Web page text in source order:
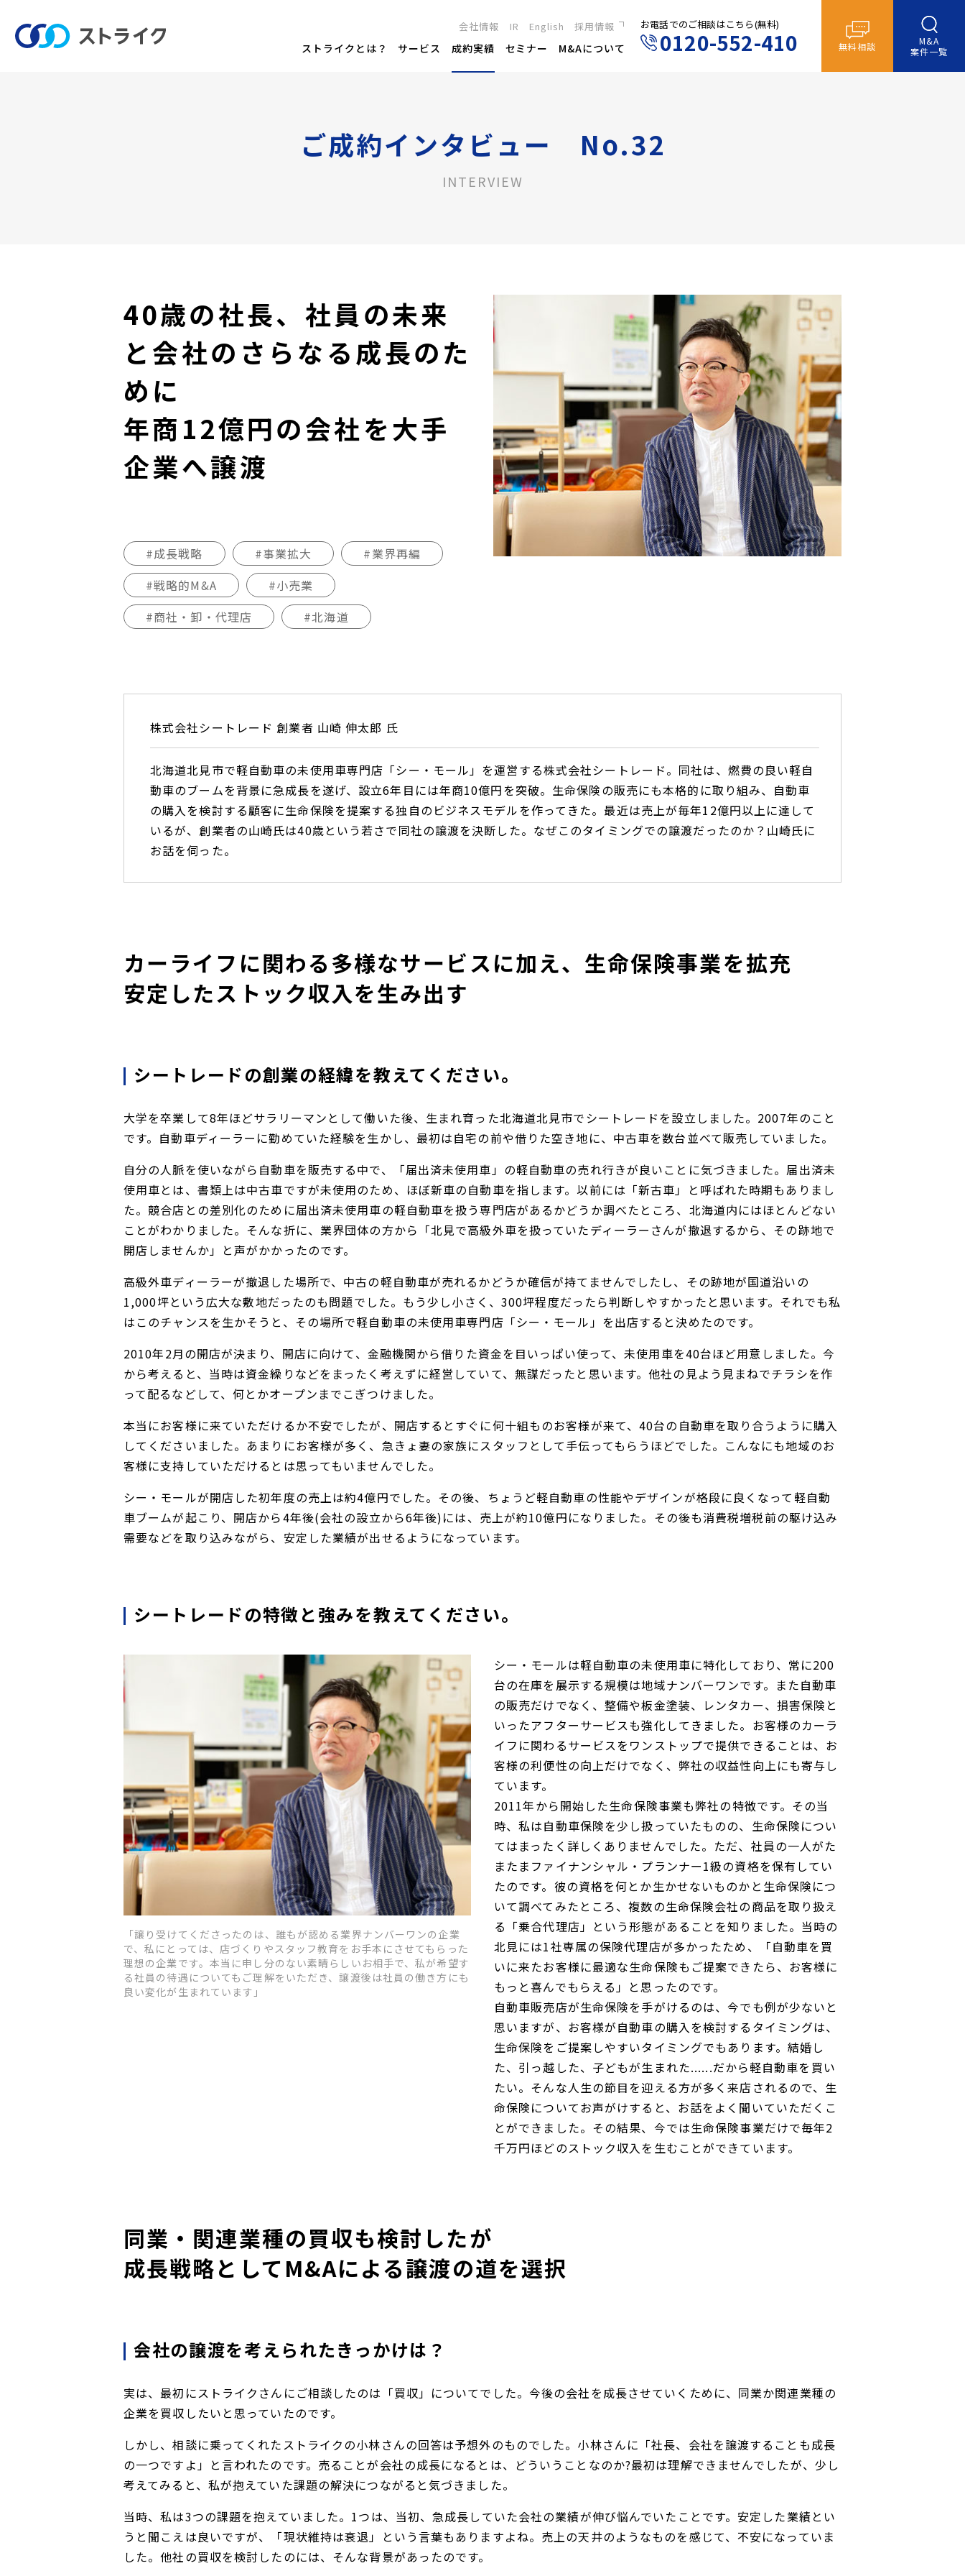
会社情報 IR English 採用情報
新卒採用
キャリア採用
ストライクとは？ サービス 成約実績 セミナー M&Aについて
お電話でのご相談はこちら(無料)
0120-552-410 無料相談
M&A
案件一覧
ご成約インタビュー No.32
INTERVIEW
40歳の社長、社員の未来
と会社のさらなる成長のた
めに
年商12億円の会社を大手
企業へ譲渡
#成長戦略 #事業拡大
#業界再編
#戦略的M&A
#小売業
#商社・卸・代理店
#北海道
株式会社シートレード 創業者 山崎 伸太郎 氏
北海道北見市で軽自動車の未使用車専門店「シー・モール」を運営する株式会社シートレード。同社は、燃費の良い軽自
動車のブームを背景に急成長を遂げ、設立6年目には年商10億円を突破。生命保険の販売にも本格的に取り組み、自動車
の購入を検討する顧客に生命保険を提案する独自のビジネスモデルを作ってきた。最近は売上が毎年12億円以上に達して
いるが、創業者の山崎氏は40歳という若さで同社の譲渡を決断した。なぜこのタイミングでの譲渡だったのか？山崎氏に
お話を伺った。
カーライフに関わる多様なサービスに加え、生命保険事業を拡充
安定したストック収入を生み出す
シートレードの創業の経緯を教えてください。
大学を卒業して8年ほどサラリーマンとして働いた後、生まれ育った北海道北見市でシートレードを設立しました。2007年のこと
です。自動車ディーラーに勤めていた経験を生かし、最初は自宅の前や借りた空き地に、中古車を数台並べて販売していました。
自分の人脈を使いながら自動車を販売する中で、「届出済未使用車」の軽自動車の売れ行きが良いことに気づきました。届出済未
使用車とは、書類上は中古車ですが未使用のため、ほぼ新車の自動車を指します。以前には「新古車」と呼ばれた時期もありまし
た。競合店との差別化のために届出済未使用車の軽自動車を扱う専門店があるかどうか調べたところ、北海道内にはほとんどない
ことがわかりました。そんな折に、業界団体の方から「北見で高級外車を扱っていたディーラーさんが撤退するから、その跡地で
開店しませんか」と声がかかったのです。
高級外車ディーラーが撤退した場所で、中古の軽自動車が売れるかどうか確信が持てませんでしたし、その跡地が国道沿いの
1,000坪という広大な敷地だったのも問題でした。もう少し小さく、300坪程度だったら判断しやすかったと思います。それでも私
はこのチャンスを生かそうと、その場所で軽自動車の未使用車専門店「シー・モール」を出店すると決めたのです。
2010年2月の開店が決まり、開店に向けて、金融機関から借りた資金を目いっぱい使って、未使用車を40台ほど用意しました。今
から考えると、当時は資金繰りなどをまったく考えずに経営していて、無謀だったと思います。他社の見よう見まねでチラシを作
って配るなどして、何とかオープンまでこぎつけました。
本当にお客様に来ていただけるか不安でしたが、開店するとすぐに何十組ものお客様が来て、40台の自動車を取り合うように購入
してくださいました。あまりにお客様が多く、急きょ妻の家族にスタッフとして手伝ってもらうほどでした。こんなにも地域のお
客様に支持していただけるとは思ってもいませんでした。
シー・モールが開店した初年度の売上は約4億円でした。その後、ちょうど軽自動車の性能やデザインが格段に良くなって軽自動
車ブームが起こり、開店から4年後(会社の設立から6年後)には、売上が約10億円になりました。その後も消費税増税前の駆け込み
需要などを取り込みながら、安定した業績が出せるようになっています。
シートレードの特徴と強みを教えてください。
「譲り受けてくださったのは、誰もが認める業界ナンバーワンの企業
で、私にとっては、店づくりやスタッフ教育をお手本にさせてもらった
理想の企業です。本当に申し分のない素晴らしいお相手で、私が希望す
る社員の待遇についてもご理解をいただき、譲渡後は社員の働き方にも
良い変化が生まれています」
シー・モールは軽自動車の未使用車に特化しており、常に200
台の在庫を展示する規模は地域ナンバーワンです。また自動車
の販売だけでなく、整備や板金塗装、レンタカー、損害保険と
いったアフターサービスも強化してきました。お客様のカーラ
イフに関わるサービスをワンストップで提供できることは、お
客様の利便性の向上だけでなく、弊社の収益性向上にも寄与し
ています。
2011年から開始した生命保険事業も弊社の特徴です。その当
時、私は自動車保険を少し扱っていたものの、生命保険につい
てはまったく詳しくありませんでした。ただ、社員の一人がた
またまファイナンシャル・プランナー1級の資格を保有してい
たのです。彼の資格を何とか生かせないものかと生命保険につ
いて調べてみたところ、複数の生命保険会社の商品を取り扱え
る「乗合代理店」という形態があることを知りました。当時の
北見には1社専属の保険代理店が多かったため、「自動車を買
いに来たお客様に最適な生命保険もご提案できたら、お客様に
もっと喜んでもらえる」と思ったのです。
自動車販売店が生命保険を手がけるのは、今でも例が少ないと
思いますが、お客様が自動車の購入を検討するタイミングは、
生命保険をご提案しやすいタイミングでもあります。結婚し
た、引っ越した、子どもが生まれた......だから軽自動車を買い
たい。そんな人生の節目を迎える方が多く来店されるので、生
命保険についてお声がけすると、お話をよく聞いていただくこ
とができました。その結果、今では生命保険事業だけで毎年2
千万円ほどのストック収入を生むことができています。
同業・関連業種の買収も検討したが
成長戦略としてM&Aによる譲渡の道を選択
会社の譲渡を考えられたきっかけは？
実は、最初にストライクさんにご相談したのは「買収」についてでした。今後の会社を成長させていくために、同業か関連業種の
企業を買収したいと思っていたのです。
しかし、相談に乗ってくれたストライクの小林さんの回答は予想外のものでした。小林さんに「社長、会社を譲渡することも成長
の一つですよ」と言われたのです。売ることが会社の成長になるとは、どういうことなのか?最初は理解できませんでしたが、少し
考えてみると、私が抱えていた課題の解決につながると気づきました。
当時、私は3つの課題を抱えていました。1つは、当初、急成長していた会社の業績が伸び悩んでいたことです。安定した業績とい
うと聞こえは良いですが、「現状維持は衰退」という言葉もありますよね。売上の天井のようなものを感じて、不安になっていま
した。他社の買収を検討したのには、そんな背景があったのです。